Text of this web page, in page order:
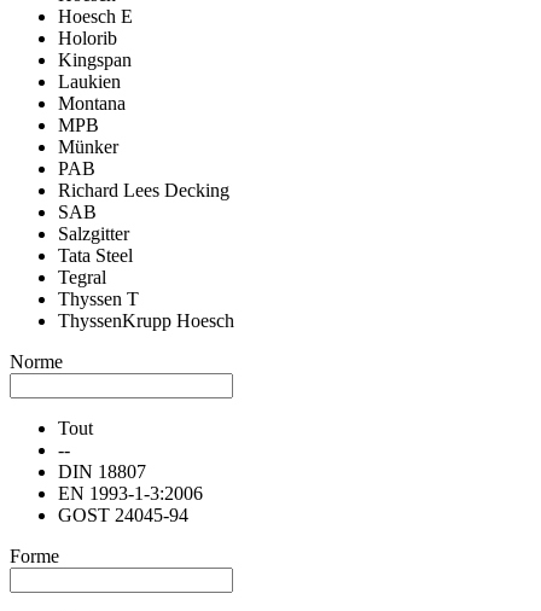
Hoesch E
Holorib
Kingspan
Laukien
Montana
MPB
Münker
PAB
Richard Lees Decking
SAB
Salzgitter
Tata Steel
Tegral
Thyssen T
ThyssenKrupp Hoesch
Norme
Tout
--
DIN 18807
EN 1993-1-3:2006
GOST 24045-94
Forme